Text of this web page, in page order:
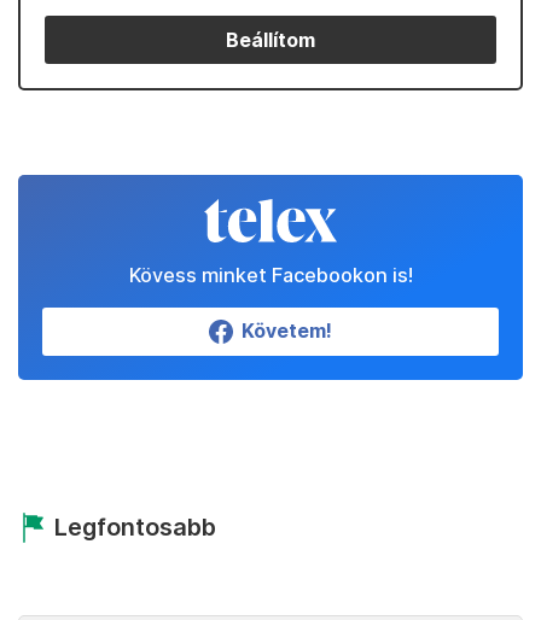
Beállítom
Kövess minket Facebookon is!
Követem!
Legfontosabb